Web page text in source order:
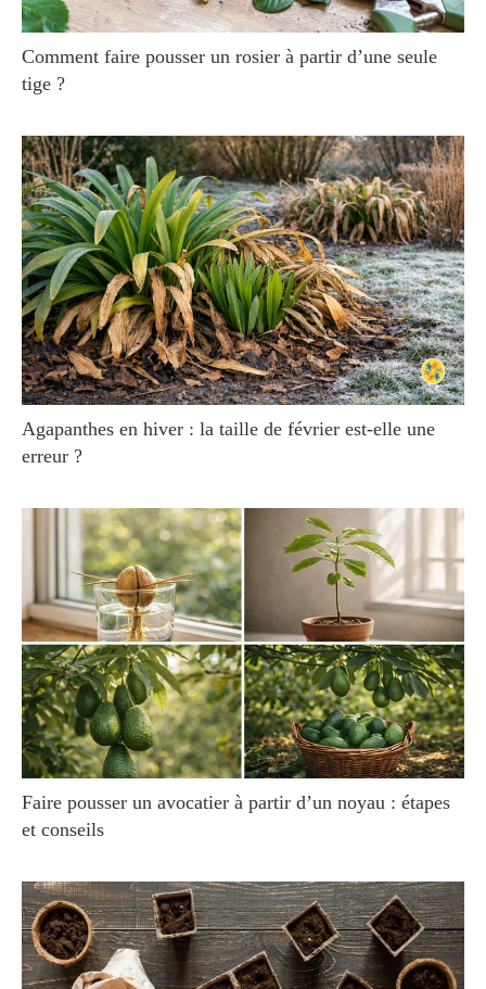
Comment faire pousser un rosier à partir d’une seule
tige ?
Agapanthes en hiver : la taille de février est-elle une
erreur ?
Faire pousser un avocatier à partir d’un noyau : étapes
et conseils